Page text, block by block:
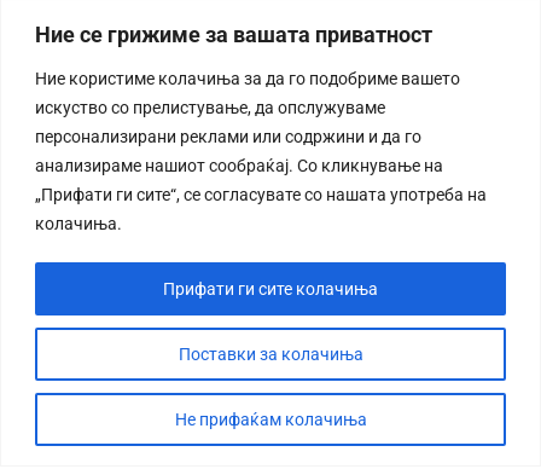
Ние се грижиме за вашата приватност
Ние користиме колачиња за да го подобриме вашето
искуство со прелистување, да опслужуваме
персонализирани реклами или содржини и да го
анализираме нашиот сообраќај. Со кликнување на
„Прифати ги сите“, се согласувате со нашата употреба на
колачиња.
Поставки за колачиња
Не прифаќам колачиња
Прифати ги сите колачиња